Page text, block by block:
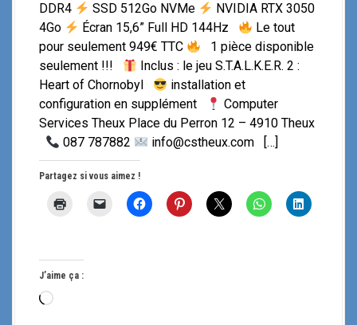
DDR4
SSD 512Go NVMe
NVIDIA RTX 3050
4Go
Écran 15,6” Full HD 144Hz
Le tout
pour seulement 949€ TTC
1 pièce disponible
seulement !!!
Inclus : le jeu S.T.A.L.K.E.R. 2 :
Heart of Chornobyl
installation et
configuration en supplément
Computer
Services Theux Place du Perron 12 – 4910 Theux
087 787882
info@cstheux.com […]
Partagez si vous aimez !
J’aime ça :
C